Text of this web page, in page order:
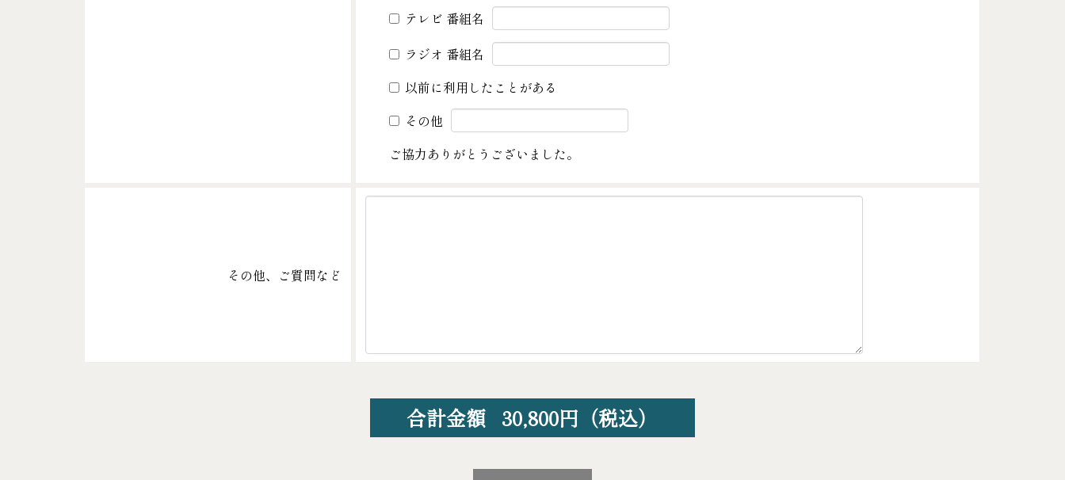
テレビ 番組名
ラジオ 番組名
以前に利用したことがある
その他
ご協力ありがとうございました。
その他、ご質問など
合計金額 30,800円（税込）